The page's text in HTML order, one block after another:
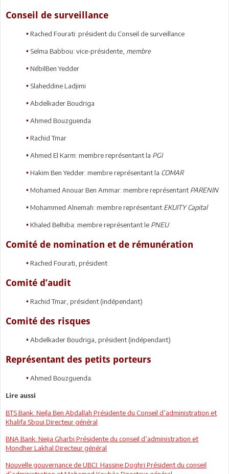
Conseil de surveillance
• Rached Fourati: président du Conseil de surveillance
• Selma Babbou: vice-présidente, membre
• NébilBen Yedder
• Slaheddine Ladjimi
• Abdelkader Boudriga
• Ahmed Bouzguenda
• Rachid Tmar
• Ahmed El Karm: membre représentant la PGI
• Hakim Ben Yedder: membre représentant la COMAR
• Mohamed Anouar Ben Ammar: membre représentantPARENIN
• Mohammed Alnemah: membre représentantEKUITY Capital
• Khaled Belhiba: membre représentant le PNEU
Comité de nomination et de rémunération
• Rached Fourati, président
Comité d’audit
• Rachid Tmar, président (indépendant)
Comité des risques
• Abdelkader Boudriga, président (indépendant)
Représentant des petits porteurs
• Ahmed Bouzguenda.
Lire aussi
BTS Bank: Nejla Ben Abdallah Présidente du Conseil d’administration et
Khalifa Sboui Directeur général
BNA Bank: Nejia Gharbi Présidente du conseil d’administration et
Mondher Lakhal Directeur général
Nouvelle gouvernance de UBCI: Hassine Doghri Président du conseil